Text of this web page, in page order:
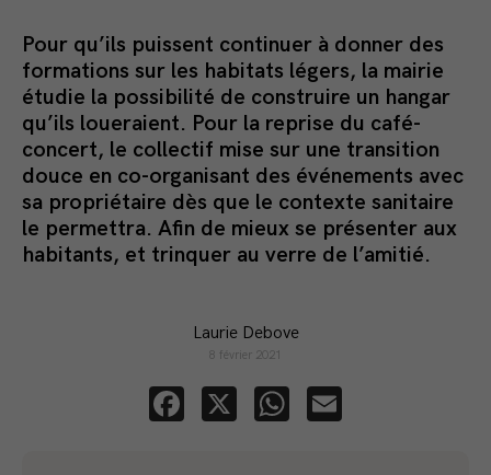
Pour qu’ils puissent continuer à donner des
formations sur les habitats légers, la mairie
étudie la possibilité de construire un hangar
qu’ils loueraient. Pour la reprise du café-
concert, le collectif mise sur une transition
douce en co-organisant des événements avec
sa propriétaire dès que le contexte sanitaire
le permettra. Afin de mieux se présenter aux
habitants, et trinquer au verre de l’amitié.
Laurie Debove
8 février 2021
Facebook
X WhatsApp